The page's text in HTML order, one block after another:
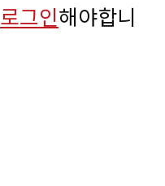
로그인해야합니